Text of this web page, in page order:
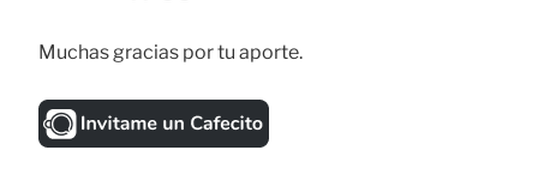
Muchas gracias por tu aporte.